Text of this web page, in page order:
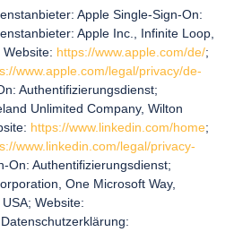
Apple Single-Sign-On:
Apple Inc., Infinite Loop,
https://www.apple.com/de/;
www.apple.com/legal/privacy/de-
Authentifizierungsdienst;
Unlimited Company, Wilton
https://www.linkedin.com/home;
www.linkedin.com/legal/privacy-
On: Authentifizierungsdienst;
One Microsoft Way,
Website: